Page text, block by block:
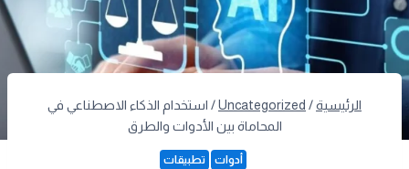
الرئيسية/
Uncategorized
/ استخدام الذكاء الاصطناعي في
المحاماة بين الأدوات والطرق
أدوات تطبيقات